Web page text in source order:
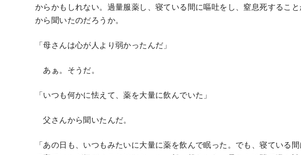
からかもしれない。過量服薬し、寝ている間に嘔吐をし、窒息死するこ
から聞いたのだろうか。
「母さんは心が人より弱かったんだ」
あぁ。そうだ。
「いつも何かに怯えて、薬を大量に飲んでいた」
父さんから聞いたんだ。
「あの日も、いつもみたいに大量に薬を飲んで眠った。でも、寝ている